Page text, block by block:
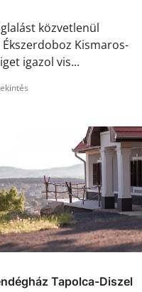
közvetlenül
Kismaros-
igazol vis...
Tapolca-Diszel